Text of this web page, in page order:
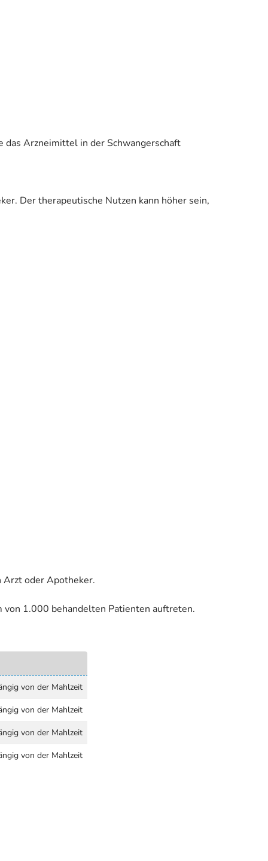
das Arzneimittel in der Schwangerschaft
Der therapeutische Nutzen kann höher sein,
Arzt oder Apotheker.
1.000 behandelten Patienten auftreten.
von der Mahlzeit
von der Mahlzeit
von der Mahlzeit
von der Mahlzeit